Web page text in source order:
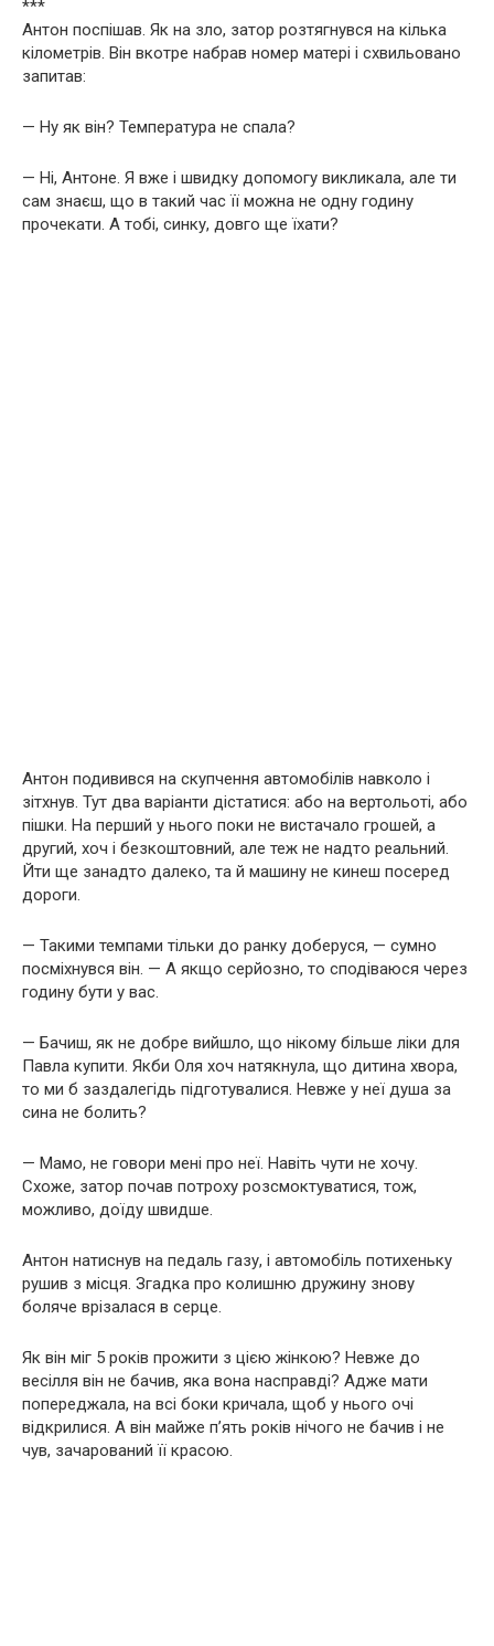
***
Антон поспішав. Як на зло, затор розтягнувся на кілька
кілометрів. Він вкотре набрав номер матері і схвильовано
запитав:
— Ну як він? Температура не спала?
— Ні, Антоне. Я вже і швидку допомогу викликала, але ти
сам знаєш, що в такий час її можна не одну годину
прочекати. А тобі, синку, довго ще їхати?
Антон подивився на скупчення автомобілів навколо і
зітхнув. Тут два варіанти дістатися: або на вертольоті, або
пішки. На перший у нього поки не вистачало грошей, а
другий, хоч і безкоштовний, але теж не надто реальний.
Йти ще занадто далеко, та й машину не кинеш посеред
дороги.
— Такими темпами тільки до ранку доберуся, — сумно
посміхнувся він. — А якщо серйозно, то сподіваюся через
годину бути у вас.
— Бачиш, як не добре вийшло, що нікому більше ліки для
Павла купити. Якби Оля хоч натякнула, що дитина хвора,
то ми б заздалегідь підготувалися. Невже у неї душа за
сина не болить?
— Мамо, не говори мені про неї. Навіть чути не хочу.
Схоже, затор почав потроху розсмоктуватися, тож,
можливо, доїду швидше.
Антон натиснув на педаль газу, і автомобіль потихеньку
рушив з місця. Згадка про колишню дружину знову
боляче врізалася в серце.
Як він міг 5 років прожити з цією жінкою? Невже до
весілля він не бачив, яка вона насправді? Адже мати
попереджала, на всі боки кричала, щоб у нього очі
відкрилися. А він майже п’ять років нічого не бачив і не
чув, зачарований її красою.